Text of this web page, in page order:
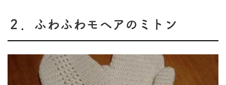
２．ふわふわモヘアのミトン